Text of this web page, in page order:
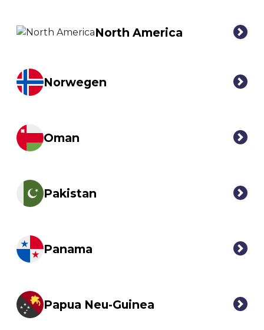
North America
Norwegen
Oman
Pakistan
Panama
Papua Neu-Guinea